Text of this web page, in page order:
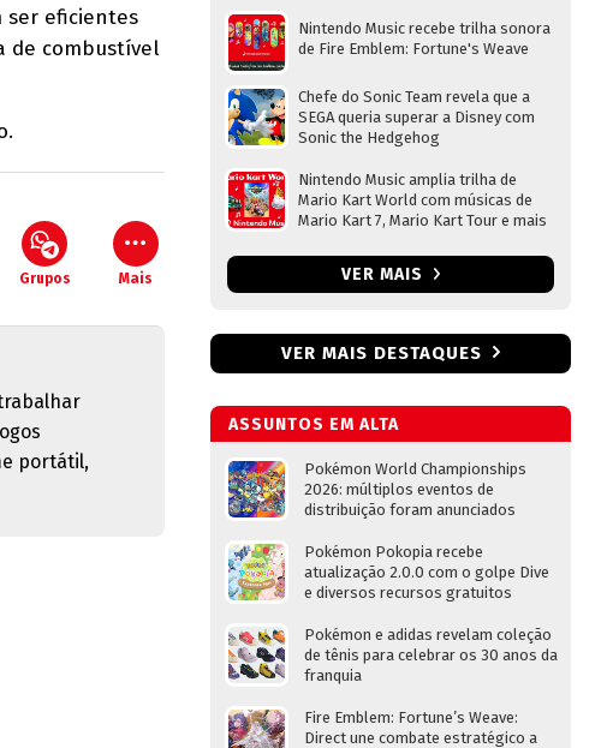
ser eficientes
de combustível
Grupos Mais
portátil,
Nintendo Music recebe trilha sonora
de Fire Emblem: Fortune's Weave
Chefe do Sonic Team revela que a
SEGA queria superar a Disney com
Sonic the Hedgehog
Nintendo Music amplia trilha de
Mario Kart World com músicas de
Mario Kart 7, Mario Kart Tour e mais
VER MAIS
VER MAIS DESTAQUES
ASSUNTOS EM ALTA
Pokémon World Championships
2026: múltiplos eventos de
distribuição foram anunciados
Pokémon Pokopia recebe
atualização 2.0.0 com o golpe Dive
e diversos recursos gratuitos
Pokémon e adidas revelam coleção
de tênis para celebrar os 30 anos da
franquia
Fire Emblem: Fortune’s Weave:
Direct une combate estratégico a